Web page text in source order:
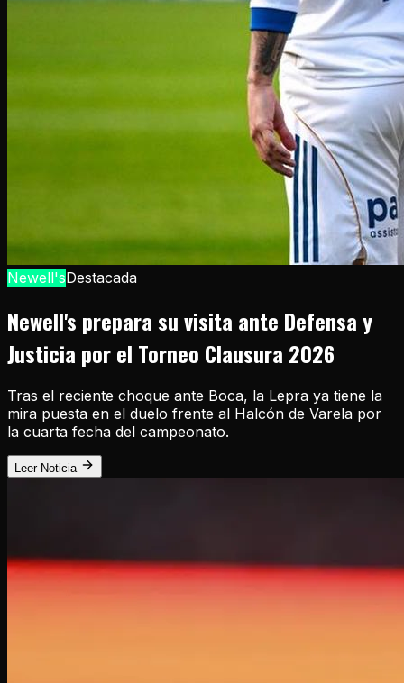
Newell'sDestacada
Newell's prepara su visita ante Defensa y
Justicia por el Torneo Clausura 2026
Tras el reciente choque ante Boca, la Lepra ya tiene la
mira puesta en el duelo frente al Halcón de Varela por
la cuarta fecha del campeonato.
Leer Noticia